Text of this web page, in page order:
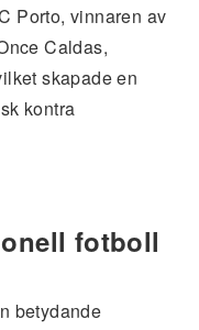
Porto, vinnaren av
Caldas,
skapade en
kontra
fotboll
betydande